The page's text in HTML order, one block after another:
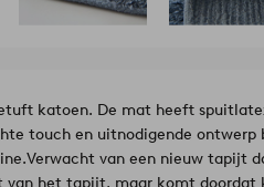
katoen. De mat heeft
touch en uitnodigende ontwerp
Verwacht van een nieuw tapijt
het tapijt, maar komt doordat